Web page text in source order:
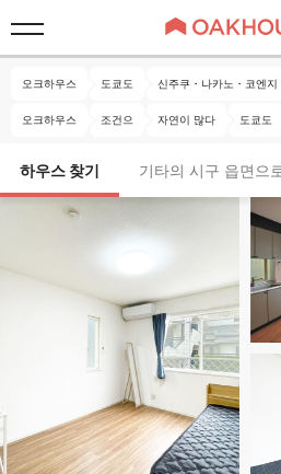
오크하우스 도쿄도 신주쿠・나카노・코엔
오크하우스 조건으 자연이 많다 도쿄도
하우스 찾기 기타의 시구 읍면으